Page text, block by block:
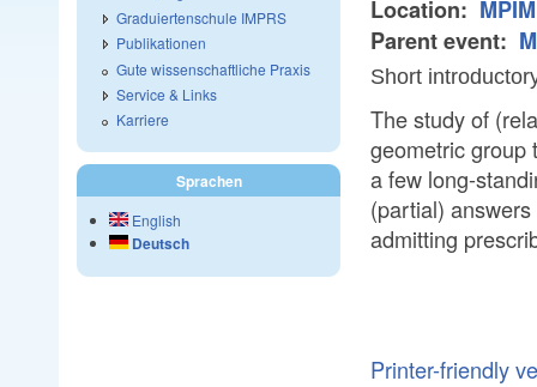
Location:
Parent event:
Short
The study of
geometric group
a few long-
(partial)
admitting
Printer-friendly
Graduiertenschule IMPRS
Publikationen
Gute wissenschaftliche Praxis
Service & Links
Karriere
Sprachen
English
Deutsch